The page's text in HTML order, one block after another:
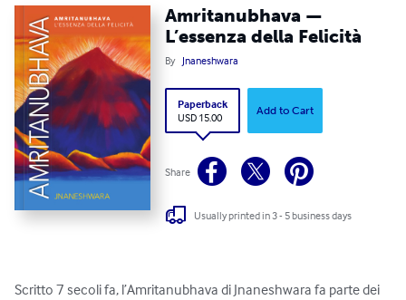
Amritanubhava —
L’essenza della Felicità
By Jnaneshwara
Paperback
USD 15.00
Add to Cart
Share
Usually printed in 3 - 5 business days
Scritto 7 secoli fa, l’Amritanubhava di Jnaneshwara fa parte dei